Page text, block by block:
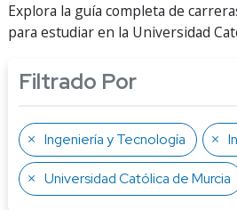
Explora la guía completa de
para estudiar en la Universidad
Filtrado Por
Ingeniería y Tecnología
Universidad Católica de Murcia